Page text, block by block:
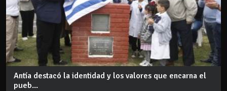
Antía destacó la identidad y los valores que encarna el
pueb...